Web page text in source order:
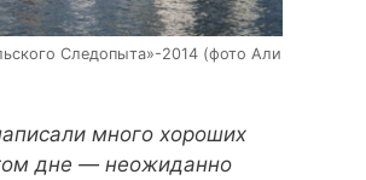
Следопыта»-2014 (фото Али
много хороших
дне — неожиданно